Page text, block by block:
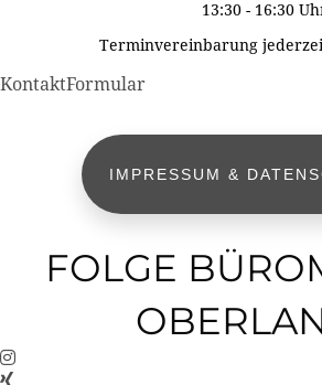
13:30 - 16:30
Terminvereinbarung
KontaktFormular
IMPRESSUM &
FOLGE